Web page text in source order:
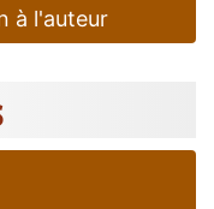
à l'auteur